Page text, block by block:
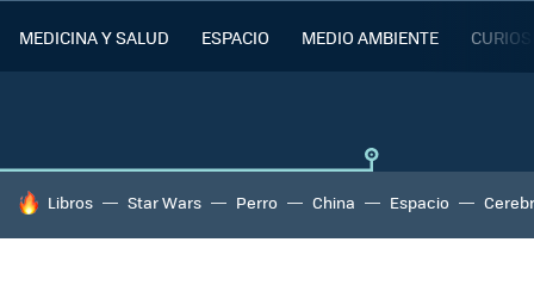
MEDICINA Y SALUD ESPACIO MEDIO AMBIENTE
HOY SE HABLA DE
Libros Star Wars Perro China Espacio